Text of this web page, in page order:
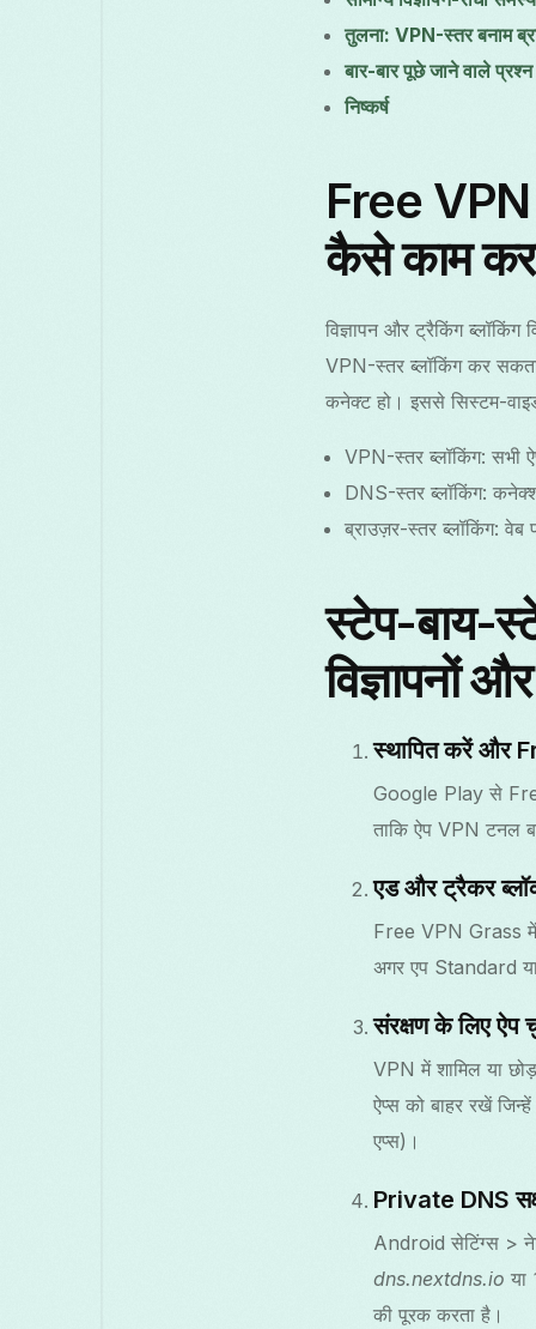
तुलना: VPN-स्तर बनाम
बार-बार पूछे जाने वाले प्रश्न
निष्कर्ष
Free VPN
कैसे काम
विज्ञापन और ट्रैकिंग
VPN-स्तर ब्लॉकिंग कर
VPN-स्तर ब्लॉकिंग: सभी
DNS-स्तर ब्लॉकिंग:
ब्राउज़र-स्तर ब्लॉकिंग: वेब
स्टेप-बाय-
विज्ञापनों
स्थापित करें और
Google Play से
ताकि ऐप VPN टनल
एड और ट्रैकर
Free VPN Grass में
अगर एप Standard
संरक्षण के लिए ऐप
VPN में शामिल या
ऐप्स को बाहर रखें
एप्स)।
Private DNS
Android सेटिंग्स >
dns.nextdns.io या
की पूरक करता है।